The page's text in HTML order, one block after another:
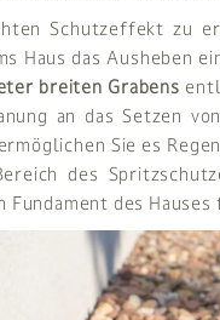
Schutzeffekt zu
Haus das Ausheben
breiten Grabens
an das Setzen von
Sie es
des
Fundament des Hauses